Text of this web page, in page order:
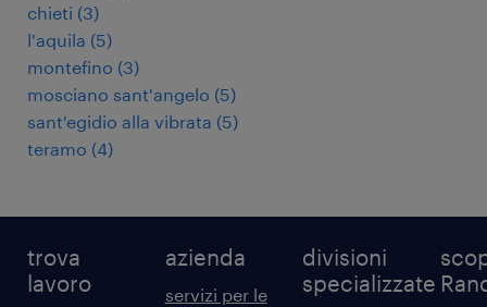
chieti (3)
l'aquila (5)
montefino (3)
mosciano sant'angelo (5)
sant'egidio alla vibrata (5)
teramo (4)
trova
lavoro
azienda
servizi per le
divisioni
specializzate